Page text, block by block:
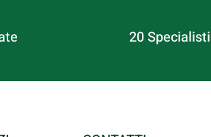
20 Specialisti